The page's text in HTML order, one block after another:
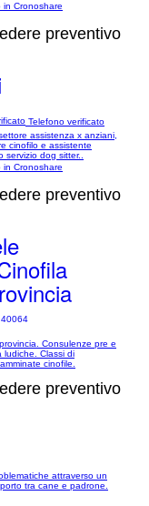
in Cronoshare
preventivo
Telefono verificato
assistenza x anziani,
cinofilo e assistente
dog sitter..
Cronoshare
preventivo
Consulenze pre e
ludiche. Classi di
cinofile.
preventivo
attraverso un
tra cane e padrone.